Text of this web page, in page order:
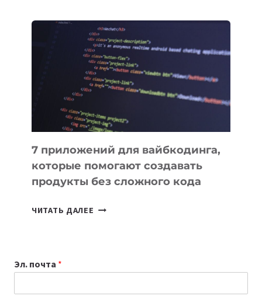
ПОЛЕЗНЫХ
ИНСТРУМЕНТОВ
ДЛЯ
РАБОТЫ
7 приложений для вайбкодинга,
которые помогают создавать
продукты без сложного кода
ЧИТАТЬ ДАЛЕЕ
СОЗДАВАТЬ
Эл. почта *